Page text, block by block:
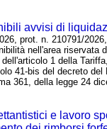
avvisi di
prot. n. 210791/
nell'area
1 della
41-bis del decreto
361, della legge 24
e lavoro